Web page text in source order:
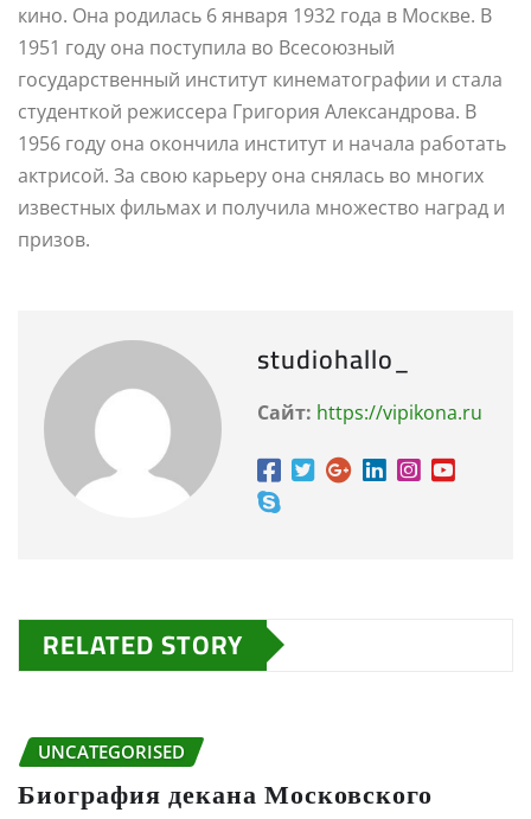
кино. Она родилась 6 января 1932 года в Москве. В
1951 году она поступила во Всесоюзный
государственный институт кинематографии и стала
студенткой режиссера Григория Александрова. В
1956 году она окончила институт и начала работать
актрисой. За свою карьеру она снялась во многих
известных фильмах и получила множество наград и
призов.
studiohallo_
Сайт: https://vipikona.ru
RELATED STORY
UNCATEGORISED
Биография декана Московского